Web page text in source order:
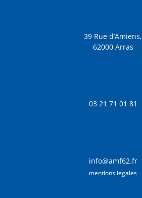
39 Rue d’Amiens,
62000 Arras
03 21 71 01 81
info@amf62.fr
mentions légales